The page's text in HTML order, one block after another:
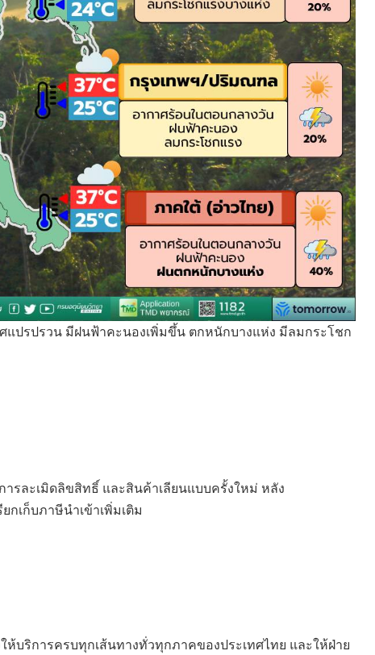
แปรปรวน มีฝนฟ้าคะนองเพิ่มขึ้น ตกหนักบางแห่ง มีลมกระโชก
รละเมิดลิขสิทธิ์ และสินค้าเลียนแบบครั้งใหม่ หลัง
เก็บภาษีนำเข้าเพิ่มเติม
ห้บริการครบทุกเส้นทางทั่วทุกภาคของประเทศไทย และให้ฝ่าย